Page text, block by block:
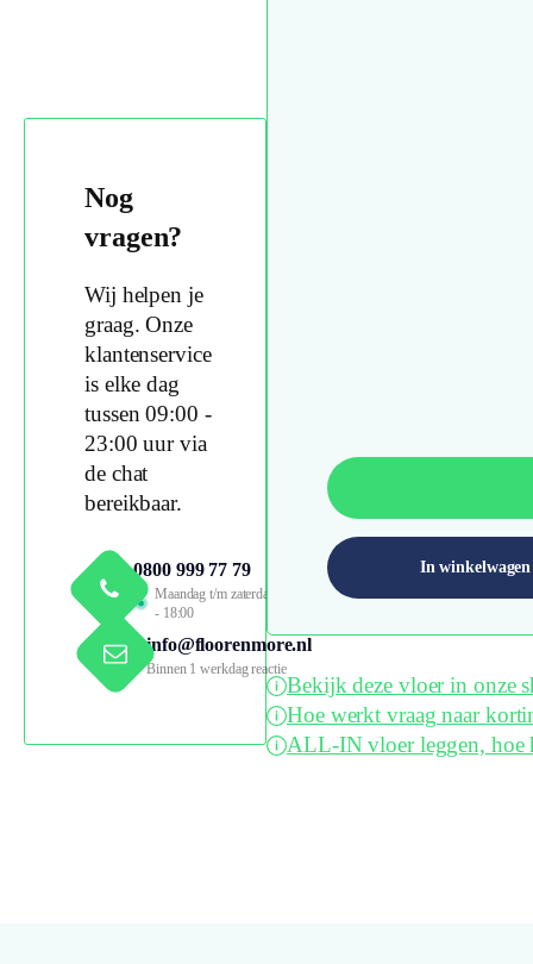
Nog
vragen?
Wij helpen je
graag. Onze
klantenservice
is elke dag
tussen 09:00 -
23:00 uur via
de chat
bereikbaar.
0800 999 77 79
Maandag t/m zaterdag 09:00
- 18:00
info@floorenmore.nl
Binnen 1 werkdag reactie
In winkelwagen
Bekijk deze vloer in onze
Hoe werkt vraag naar
ALL-IN vloer leggen, hoe